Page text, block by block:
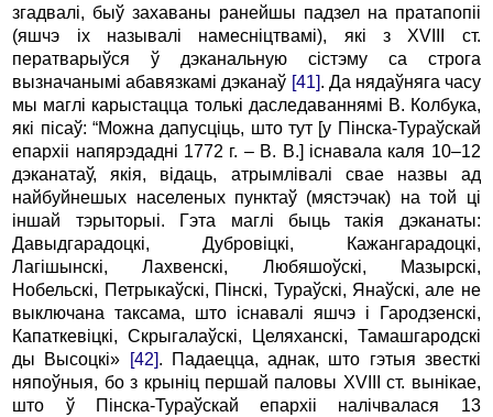
згадвалі, быў захаваны ранейшы падзел на пратапопіі
(яшчэ іх называлі намесніцтвамі), які з XVIII ст.
ператварыўся ў дэканальную сістэму са строга
вызначанымі абавязкамі дэканаў [41]. Да нядаўняга часу
мы маглі карыстацца толькі даследаваннямі В. Колбука,
які пісаў: “Можна дапусціць, што тут [у Пінска-Тураўскай
епархіі напярэдадні 1772 г. – В. В.] існавала каля 10–12
дэканатаў, якія, відаць, атрымлівалі свае назвы ад
найбуйнешых населеных пунктаў (мястэчак) на той ці
іншай тэрыторыі. Гэта маглі быць такія дэканаты:
Давыдгарадоцкі, Дубровіцкі, Кажангарадоцкі,
Лагішынскі, Лахвенскі, Любяшоўскі, Мазырскі,
Нобельскі, Петрыкаўскі, Пінскі, Тураўскі, Янаўскі, але не
выключана таксама, што існавалі яшчэ і Гародзенскі,
Капаткевіцкі, Скрыгалаўскі, Целяханскі, Тамашгародскі
ды Высоцкі»
[42]. Падаецца, аднак, што гэтыя звесткі
няпоўныя, бо з крыніц першай паловы XVIII ст. вынікае,
што ў Пінска-Тураўскай епархіі налічвалася 13